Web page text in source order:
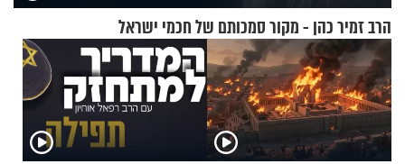
הרב זמיר כהן - מקור סמכותם של חכמי ישראל